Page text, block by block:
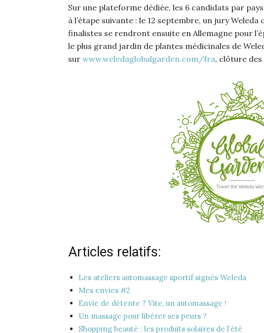
Sur une plateforme dédiée, les 6 candidats par
à l’étape suivante : le 12 septembre, un jury
finalistes se rendront ensuite en Allemagne pour
le plus grand jardin de plantes médicinales de
sur www.weledaglobalgarden.com/fra, clôture
Articles relatifs:
Les ateliers automassage sportif signés Weleda
Mes envies #2
Envie de détente ? Vite, un automassage !
Un massage pour libérer ses peurs ?
Shopping beauté : les produits solaires de l’été